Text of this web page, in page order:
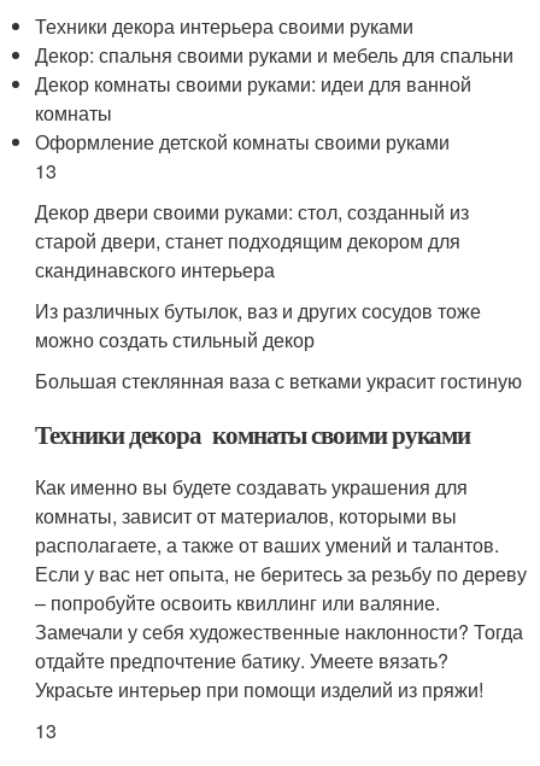
Техники декора интерьера своими руками
Декор: спальня своими руками и мебель для спальни
Декор комнаты своими руками: идеи для ванной
комнаты
Оформление детской комнаты своими руками
13
Декор двери своими руками: стол, созданный из
старой двери, станет подходящим декором для
скандинавского интерьера
Из различных бутылок, ваз и других сосудов тоже
можно создать стильный декор
Большая стеклянная ваза с ветками украсит гостиную
Техники декора комнаты своими руками
Как именно вы будете создавать украшения для
комнаты, зависит от материалов, которыми вы
располагаете, а также от ваших умений и талантов.
Если у вас нет опыта, не беритесь за резьбу по дереву
– попробуйте освоить квиллинг или валяние.
Замечали у себя художественные наклонности? Тогда
отдайте предпочтение батику. Умеете вязать?
Украсьте интерьер при помощи изделий из пряжи!
13